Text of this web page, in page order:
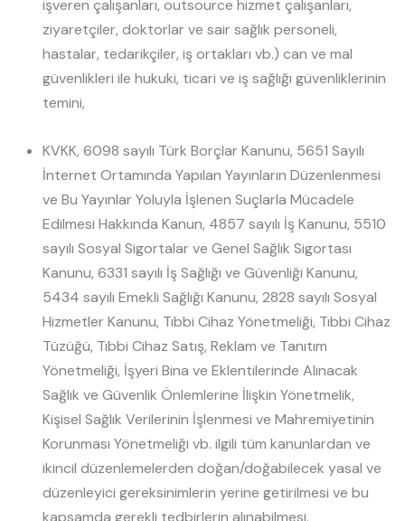
işveren çalışanları, outsource hizmet çalışanları,
ziyaretçiler, doktorlar ve sair sağlık personeli,
hastalar, tedarikçiler, iş ortakları vb.) can ve mal
güvenlikleri ile hukuki, ticari ve iş sağlığı güvenliklerinin
temini,
KVKK, 6098 sayılı Türk Borçlar Kanunu, 5651 Sayılı
İnternet Ortamında Yapılan Yayınların Düzenlenmesi
ve Bu Yayınlar Yoluyla İşlenen Suçlarla Mücadele
Edilmesi Hakkında Kanun, 4857 sayılı İş Kanunu, 5510
sayılı Sosyal Sigortalar ve Genel Sağlık Sigortası
Kanunu, 6331 sayılı İş Sağlığı ve Güvenliği Kanunu,
5434 sayılı Emekli Sağlığı Kanunu, 2828 sayılı Sosyal
Hizmetler Kanunu, Tıbbi Cihaz Yönetmeliği, Tıbbi Cihaz
Tüzüğü, Tıbbi Cihaz Satış, Reklam ve Tanıtım
Yönetmeliği, İşyeri Bina ve Eklentilerinde Alınacak
Sağlık ve Güvenlik Önlemlerine İlişkin Yönetmelik,
Kişisel Sağlık Verilerinin İşlenmesi ve Mahremiyetinin
Korunması Yönetmeliği vb. ilgili tüm kanunlardan ve
ikincil düzenlemelerden doğan/doğabilecek yasal ve
düzenleyici gereksinimlerin yerine getirilmesi ve bu
kapsamda gerekli tedbirlerin alınabilmesi,